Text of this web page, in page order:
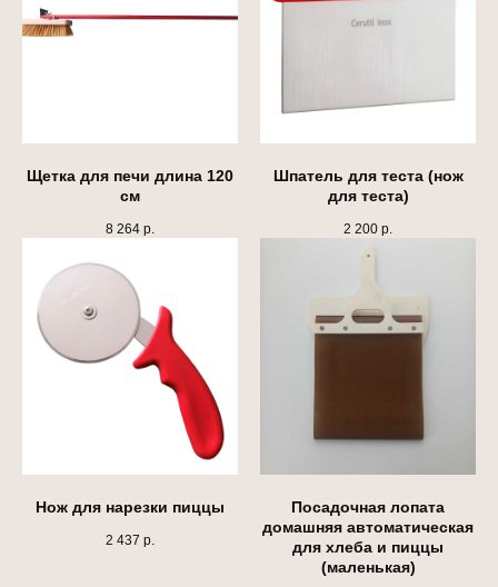
Щетка для печи длина 120
см
8 264 р.
Шпатель для теста (нож
для теста)
2 200 р.
Нож для нарезки пиццы
2 437 р.
Посадочная лопата
домашняя автоматическая
для хлеба и пиццы
(маленькая)